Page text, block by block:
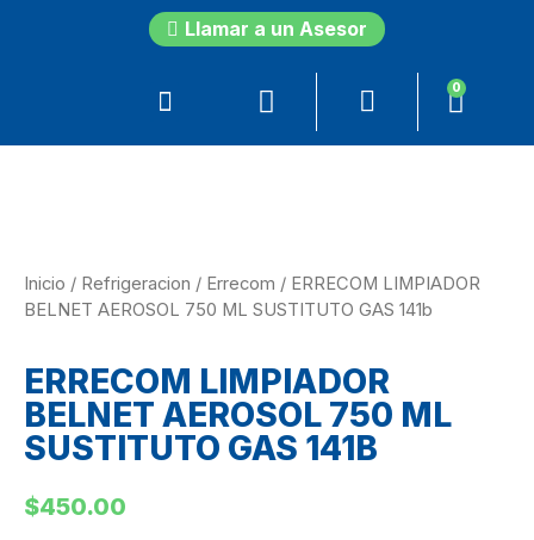
Llamar a un Asesor
0
Inicio / Refrigeracion / Errecom / ERRECOM LIMPIADOR
BELNET AEROSOL 750 ML SUSTITUTO GAS 141b
ERRECOM LIMPIADOR
BELNET AEROSOL 750 ML
SUSTITUTO GAS 141B
$450.00